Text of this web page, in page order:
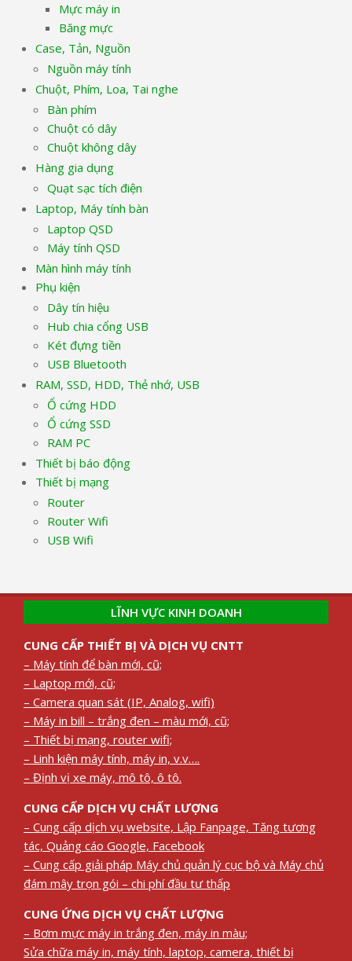
Mực máy in
Băng mực
Case, Tản, Nguồn
Nguồn máy tính
Chuột, Phím, Loa, Tai nghe
Bàn phím
Chuột có dây
Chuột không dây
Hàng gia dụng
Quạt sạc tích điện
Laptop, Máy tính bàn
Laptop QSD
Máy tính QSD
Màn hình máy tính
Phụ kiện
Dây tín hiệu
Hub chia cổng USB
Két đựng tiền
USB Bluetooth
RAM, SSD, HDD, Thẻ nhớ, USB
Ổ cứng HDD
Ổ cứng SSD
RAM PC
Thiết bị báo động
Thiết bị mạng
Router
Router Wifi
USB Wifi
LĨNH VỰC KINH DOANH
CUNG CẤP THIẾT BỊ VÀ DỊCH VỤ CNTT
– Máy tính để bàn mới, cũ;
– Laptop mới, cũ;
– Camera quan sát (IP, Analog, wifi)
– Máy in bill – trắng đen – màu mới, cũ;
– Thiết bị mạng, router wifi;
– Linh kiện máy tính, máy in, v.v….
– Định vị xe máy, mô tô, ô tô.
CUNG CẤP DỊCH VỤ CHẤT LƯỢNG
– Cung cấp dịch vụ website, Lập Fanpage, Tăng tương
tác, Quảng cáo Google, Facebook
– Cung cấp giải pháp Máy chủ quản lý cục bộ và Máy chủ
đám mây trọn gói – chi phí đầu tư thấp
CUNG ỨNG DỊCH VỤ CHẤT LƯỢNG
– Bơm mực máy in trắng đen, máy in màu;
Sửa chữa máy in, máy tính, laptop, camera, thiết bị